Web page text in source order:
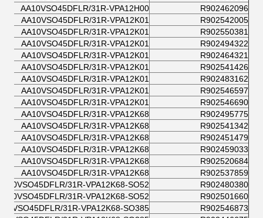
R902462096
AA10VSO45DFLR/31R-VPA12H00
R902542005
AA10VSO45DFLR/31R-VPA12K01
R902550381
AA10VSO45DFLR/31R-VPA12K01
R902494322
AA10VSO45DFLR/31R-VPA12K01
R902464321
AA10VSO45DFLR/31R-VPA12K01
R902541426
AA10VSO45DFLR/31R-VPA12K01
R902483162
AA10VSO45DFLR/31R-VPA12K01
R902546597
AA10VSO45DFLR/31R-VPA12K01
R902546690
AA10VSO45DFLR/31R-VPA12K01
R902495775
AA10VSO45DFLR/31R-VPA12K68
R902541342
AA10VSO45DFLR/31R-VPA12K68
R902451479
AA10VSO45DFLR/31R-VPA12K68
R902459033
AA10VSO45DFLR/31R-VPA12K68
R902520684
AA10VSO45DFLR/31R-VPA12K68
R902537859
AA10VSO45DFLR/31R-VPA12K68
R902480380
31R-VPA12K68-SO52
R902501660
31R-VPA12K68-SO52
R902546873
31R-VPA12K68-SO385